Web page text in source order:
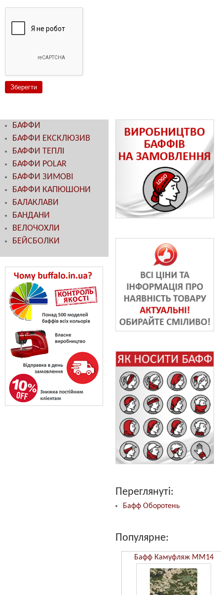
БАФФИ
БАФФИ ЕКСКЛЮЗИВ
БАФФИ ТЕПЛІ
БАФФИ POLAR
БАФФИ ЗИМОВІ
БАФФИ КАПЮШОНИ
БАЛАКЛАВИ
БАНДАНИ
ВЕЛОЧОХЛИ
БЕЙСБОЛКИ
Переглянуті:
Бафф Оборотень
Популярне:
Бафф Камуфляж ММ14